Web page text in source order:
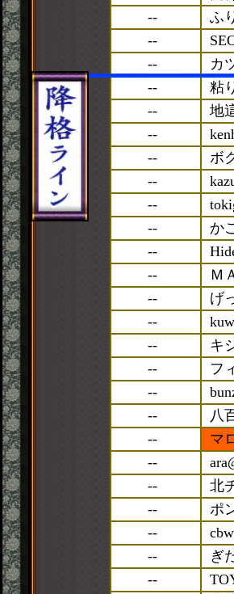
--
ふ
--
--
カ
--
粘
--
地
--
--
ボ
--
--
--
か
--
--
Ｍ
--
げ
--
--
キ
--
フ
--
--
八
--
マ
--
--
北
--
ポ
--
--
ぎ
--